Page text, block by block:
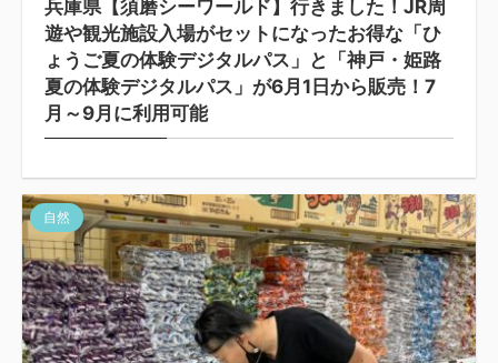
兵庫県【須磨シーワールド】行きました！JR周
遊や観光施設入場がセットになったお得な「ひ
ょうご夏の体験デジタルパス」と「神戸・姫路
夏の体験デジタルパス」が6月1日から販売！7
月～9月に利用可能
自然